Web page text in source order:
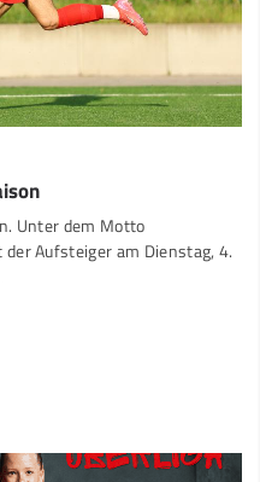
Unter dem Motto
Aufsteiger am Dienstag, 4.